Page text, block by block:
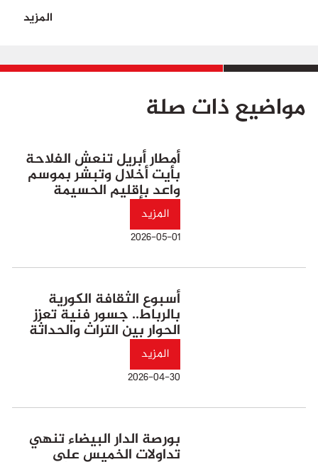
المزيد
مواضيع ذات صلة
أمطار أبريل تنعش الفلاحة
بأيت أخلال وتبشر بموسم
واعد بإقليم الحسيمة
المزيد
2026-05-01
أسبوع الثقافة الكورية
بالرباط.. جسور فنية تعزز
الحوار بين التراث والحداثة
المزيد
2026-04-30
بورصة الدار البيضاء تنهي
تداولات الخميس على